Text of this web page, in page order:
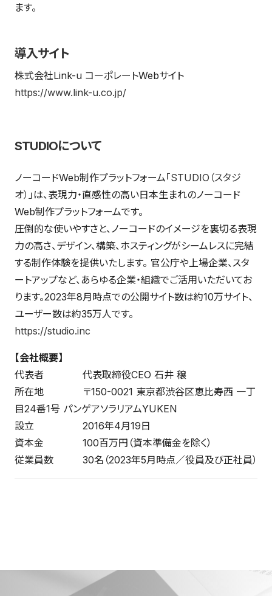
ます。
導入サイト
株式会社Link-u コーポレートWebサイト
https://www.link-u.co.jp/
STUDIOについて
ノーコードWeb制作プラットフォーム「STUDIO（スタジ
オ） 」は、表現力・直感性の高い日本生まれのノーコード
Web制作プラットフォームです。
圧倒的な使いやすさと、ノーコードのイメージを裏切る表現
力の高さ、デザイン、構築、ホスティングがシームレスに完結
する制作体験を提供いたします。 官公庁や上場企業、スタ
ートアップなど、あらゆる企業・組織でご活用いただいてお
ります。2023年8月時点での公開サイト数は約10万サイト、
ユーザー数は約35万人です。
https://studio.inc
【会社概要】
代表者 代表取締役CEO 石井 穣
所在地 〒150-0021 東京都渋谷区恵比寿西 一丁
目24番1号 パンゲアソラリアムYUKEN
設立 2016年4月19日
資本金 100百万円（資本準備金を除く）
従業員数 30名（2023年5月時点／役員及び正社員）